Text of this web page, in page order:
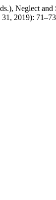
Neglect
2019):